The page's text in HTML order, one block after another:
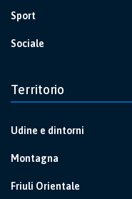
Sport
Sociale
Territorio
Udine e dintorni
Montagna
Friuli Orientale